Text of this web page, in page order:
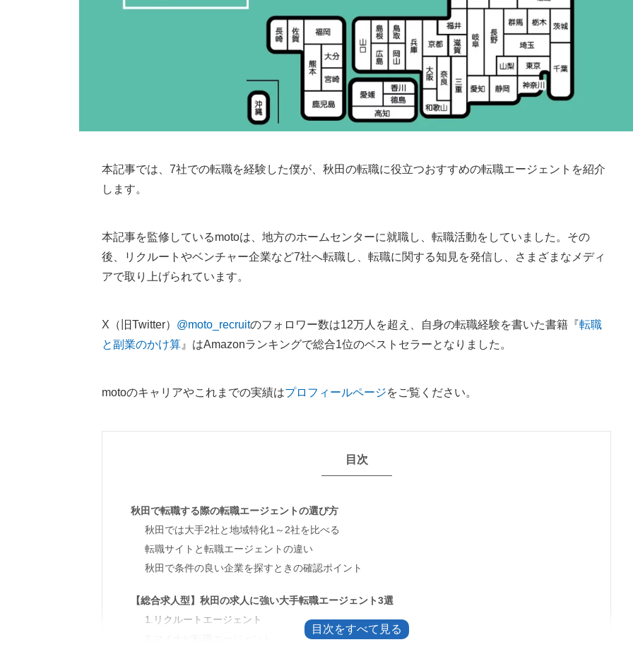
本記事では、7社での転職を経験した僕が、秋田の転職に役立つおすすめの転職エージェントを紹介
します。
本記事を監修しているmotoは、地方のホームセンターに就職し、転職活動をしていました。その
後、リクルートやベンチャー企業など7社へ転職し、転職に関する知見を発信し、さまざまなメディ
アで取り上げられています。
X（旧Twitter） @moto_recruitのフォロワー数は12万人を超え、自身の転職経験を書いた書籍『転職
と副業のかけ算 』はAmazonランキングで総合1位のベストセラーとなりました。
motoのキャリアやこれまでの実績はプロフィールページをご覧ください。
目次
秋田で転職する際の転職エージェントの選び方
秋田では大手2社と地域特化1～2社を比べる
転職サイトと転職エージェントの違い
秋田で条件の良い企業を探すときの確認ポイント
【総合求人型】秋田の求人に強い大手転職エージェント3選
1.リクルートエージェント